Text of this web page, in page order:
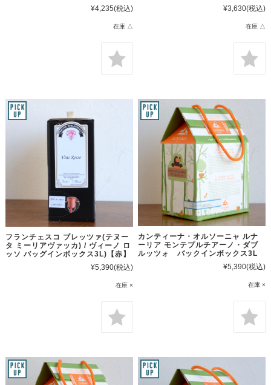
¥4,235(税込)
在庫 △
¥3,630(税込)
在庫 △
フランチェスコ ブレッツァ(テヌー
タ ミーリアヴァッカ) / ヴィーノ ロ
ッソ バッグインボックス3L)【赤】
¥5,390(税込)
在庫 ×
カンティーナ・オルソーニャ ルナ
ーリア モンテプルチアーノ・ダブ
ルッツォ バックインボックス3L
¥5,390(税込)
在庫 ×